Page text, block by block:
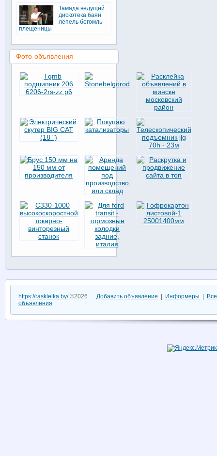
Тамада ведущий
дискотека баян
лепель бегомль
плещеницы
Фото-объявления
https://raskleika.by/©2026 Добавить объявление Информеры
объявления